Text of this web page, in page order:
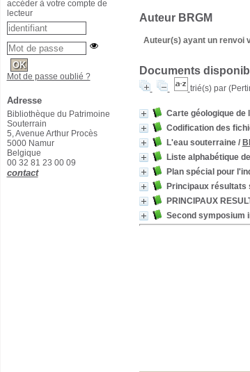
Auteur BRGM
Auteur(s) ayant un renvoi
Documents
trié(s) par
Carte géologique de
Codification des
L'eau souterraine/
Liste alphabétique
Plan spécial pour
Principaux résultats
PRINCIPAUX
Second symposium
accéder à votre compte de
lecteur
Mot de passe oublié ?
Adresse
Bibliothèque du Patrimoine
Souterrain
5, Avenue Arthur Procès
5000 Namur
Belgique
00 32 81 23 00 09
contact